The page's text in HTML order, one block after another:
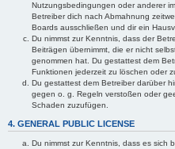
Nutzungsbedingungen oder anderer
Betreiber dich nach Abmahnung
Boards ausschließen und dir ein
Du nimmst zur Kenntnis, dass der
Beiträgen übernimmt, die er nicht
genommen hat. Du gestattest dem
Funktionen jederzeit zu löschen oder
Du gestattest dem Betreiber darüber
gegen o. g. Regeln verstoßen oder
Schaden zuzufügen.
4. GENERAL PUBLIC LICENSE
Du nimmst zur Kenntnis, dass es sich